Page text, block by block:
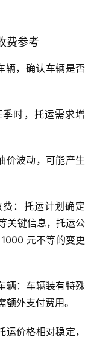
费参考
辆，确认车辆是否
时，托运需求增
价波动，可能产生
：托运计划确定
关键信息，托运公
元不等的变更
辆：车辆装有特殊
外支付费用。
价格相对稳定，